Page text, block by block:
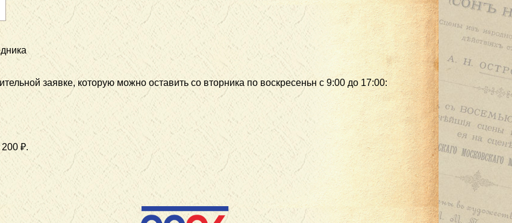
заявке, которую можно оставить со вторника по воскресеньн с 9:00 до 17:00:
₽.